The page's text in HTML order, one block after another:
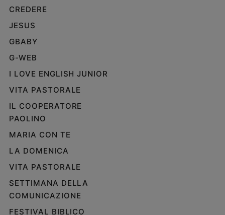
CREDERE
JESUS
GBABY
G-WEB
I LOVE ENGLISH JUNIOR
VITA PASTORALE
IL COOPERATORE
PAOLINO
MARIA CON TE
LA DOMENICA
VITA PASTORALE
SETTIMANA DELLA
COMUNICAZIONE
FESTIVAL BIBLICO